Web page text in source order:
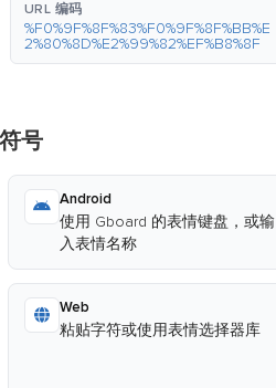
URL 编码
%F0%9F%8F%83%F0%9F%8F%BB%E
2%80%8D%E2%99%82%EF%B8%8F
号
Android
使用 Gboard 的表情键盘，或输
入表情名称
Web
粘贴字符或使用表情选择器库